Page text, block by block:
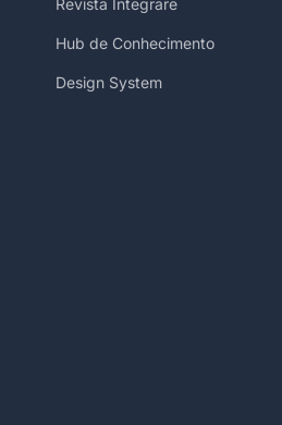
Revista Integrare
Hub de Conhecimento
Design System